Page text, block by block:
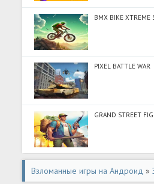
BMX BIKE XTREME
PIXEL BATTLE WAR
GRAND STREET
Взломанные игры на Андроид »